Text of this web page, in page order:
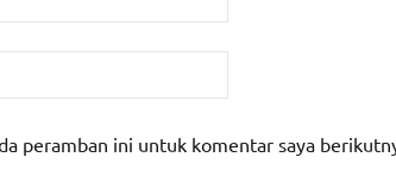
peramban ini untuk komentar saya